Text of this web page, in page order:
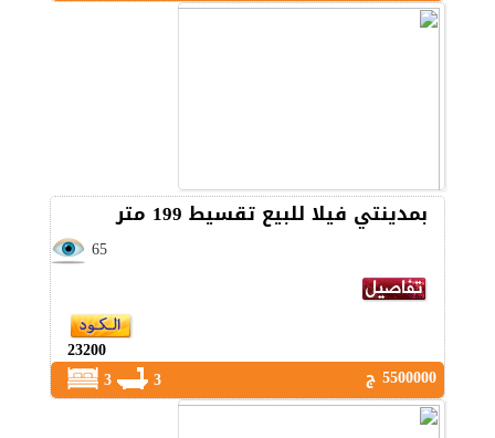
بمدينتي فيلا للبيع تقسيط 199 متر
65
23200
5500000 ج
3